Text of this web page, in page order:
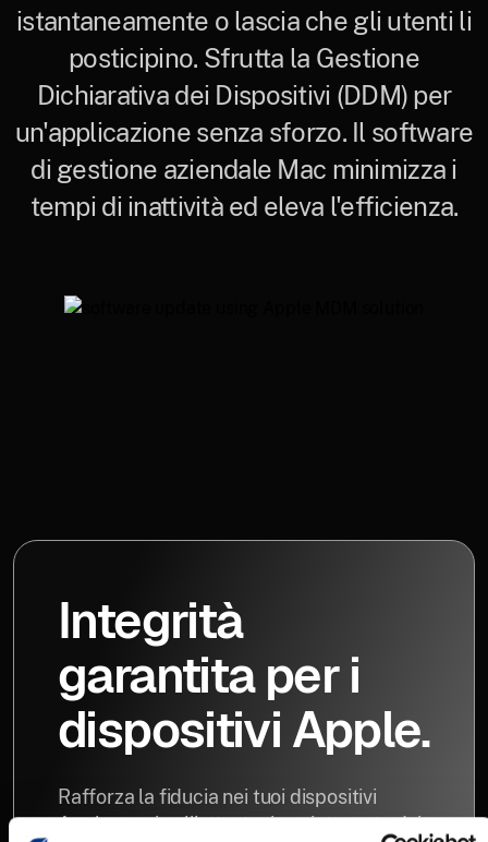
istantaneamente o lascia che gli utenti li
posticipino. Sfrutta la Gestione
Dichiarativa dei Dispositivi (DDM) per
un'applicazione senza sforzo. Il software
di gestione aziendale Mac minimizza i
tempi di inattività ed eleva l'efficienza.
Integrità
garantita per i
dispositivi Apple.
Rafforza la fiducia nei tuoi dispositivi
Apple grazie all'attestazione integrata dei